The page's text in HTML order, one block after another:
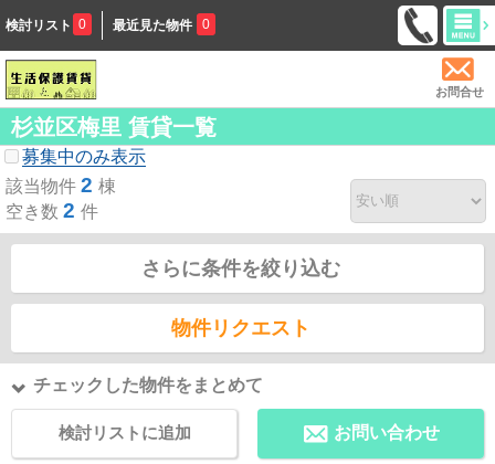
検討リスト 0 最近見た物件 0
お問合せ
杉並区梅里 賃貸一覧
募集中のみ表示
該当物件 2 棟
空き数 2 件
さらに条件を絞り込む
物件リクエスト
チェックした物件をまとめて
検討リストに追加 お問い合わせ